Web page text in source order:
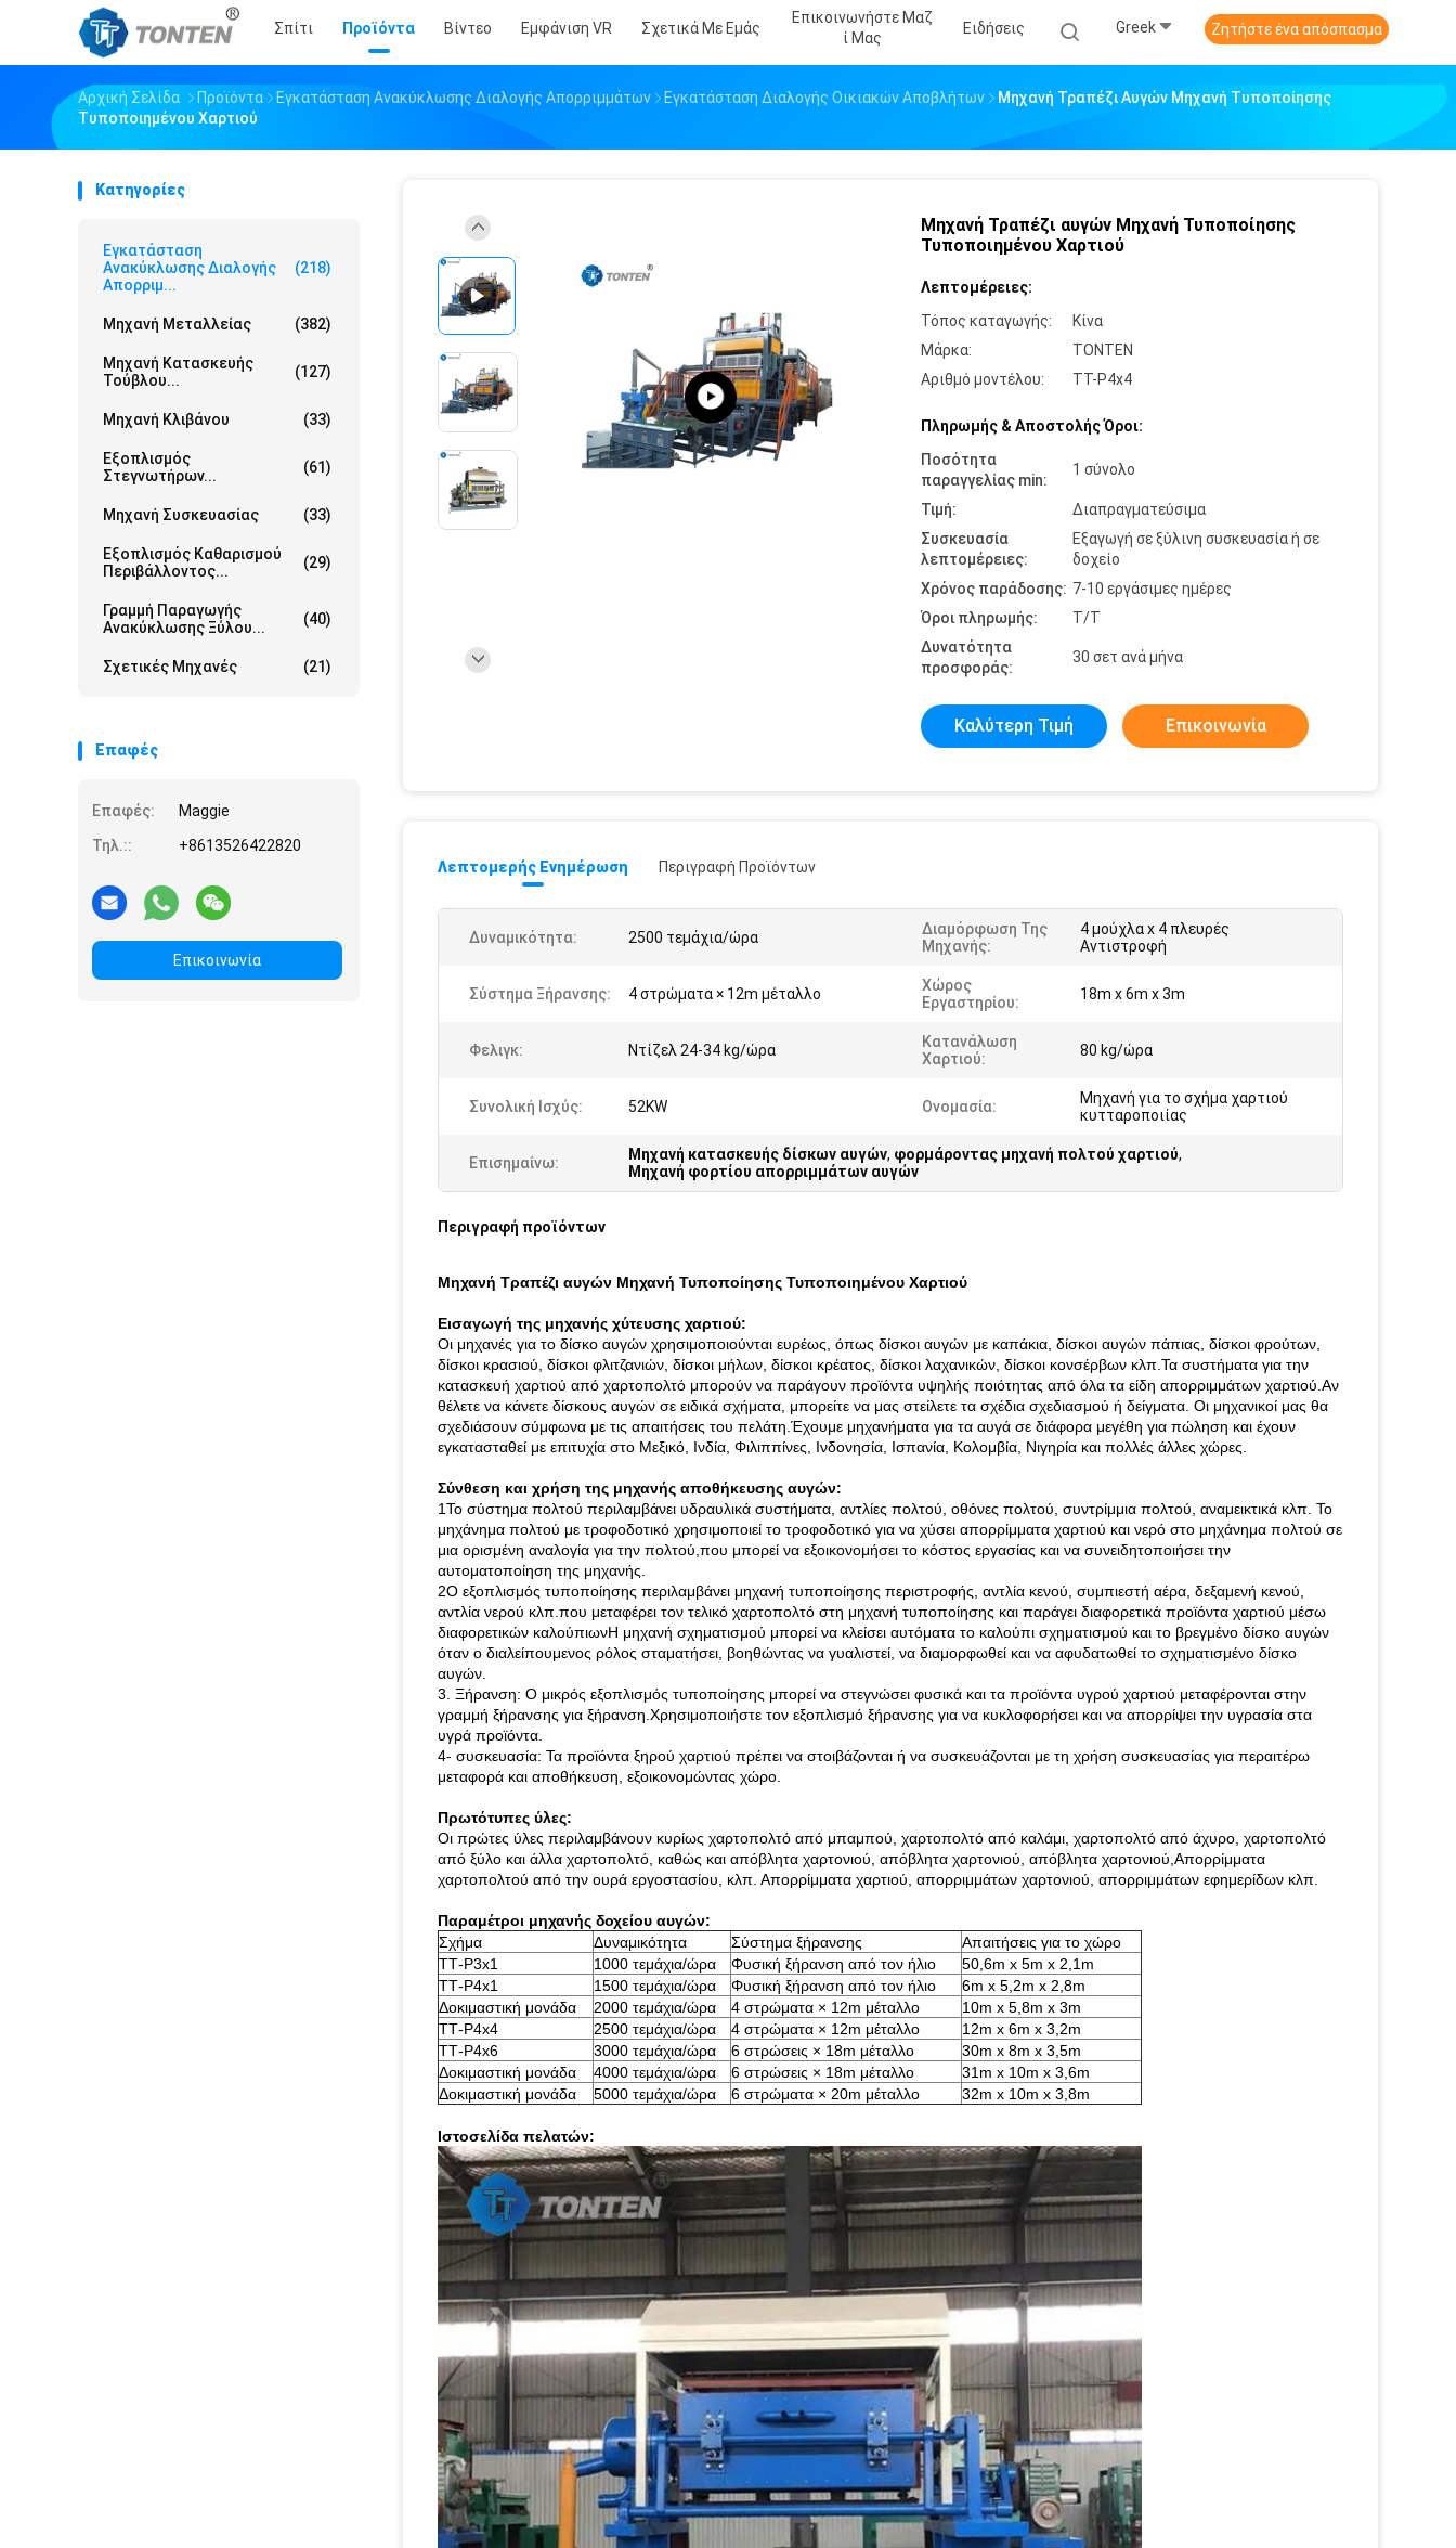
Σπίτι Προϊόντα Βίντεο Εμφάνιση VR Σχετικά Με Εμάς
Επικοινωνήστε Μαζ
Ί Μας
Ειδήσεις Greek Ζητήστε ένα απόσπασμα
Αρχική Σελίδα Προϊόντα Εγκατάσταση Ανακύκλωσης Διαλογής Απορριμμάτων Εγκατάσταση Διαλογής Οικιακών Αποβλήτων
Μηχανή Τραπέζι Αυγών Μηχανή Τυποποίησης
Τυποποιημένου Χαρτιού
Κατηγορίες
Εγκατάσταση
Ανακύκλωσης Διαλογής
Απορριμ...
(218)
Μηχανή Μεταλλείας (382)
Μηχανή Κατασκευής
Τούβλου...
(127)
Μηχανή Κλιβάνου (33)
Εξοπλισμός
Στεγνωτήρων...
(61)
Μηχανή Συσκευασίας (33)
Εξοπλισμός Καθαρισμού
Περιβάλλοντος...
(29)
Γραμμή Παραγωγής
Ανακύκλωσης Ξύλου...
(40)
Σχετικές Μηχανές (21)
Επαφές
Επαφές:
Maggie
Τηλ.::
+8613526422820
Επικοινωνία
Μηχανή Τραπέζι αυγών Μηχανή Τυποποίησης
Τυποποιημένου Χαρτιού
Λεπτομέρειες:
Τόπος καταγωγής:
Κίνα
Μάρκα:
TONTEN
Αριθμό μοντέλου:
ΤΤ-P4x4
Πληρωμής & Αποστολής Όροι:
Ποσότητα
παραγγελίας min:
1 σύνολο
Τιμή:
Διαπραγματεύσιμα
Συσκευασία
λεπτομέρειες:
Εξαγωγή σε ξύλινη συσκευασία ή σε
δοχείο
Χρόνος παράδοσης: 7-10 εργάσιμες ημέρες
Όροι πληρωμής:
Τ/Τ
Δυνατότητα
προσφοράς:
30 σετ ανά μήνα
Καλύτερη Τιμή Επικοινωνία
Λεπτομερής Ενημέρωση Περιγραφή Προϊόντων
Δυναμικότητα: 2500 τεμάχια/ώρα
Διαμόρφωση Της
Μηχανής:
4 μούχλα x 4 πλευρές
Αντιστροφή
Σύστημα Ξήρανσης: 4 στρώματα × 12m μέταλλο
Χώρος
Εργαστηρίου:
18m x 6m x 3m
Φελιγκ: Ντίζελ 24-34 kg/ώρα
Κατανάλωση
Χαρτιού:
80 kg/ώρα
Συνολική Ισχύς: 52KW Ονομασία:
Μηχανή για το σχήμα χαρτιού
κυτταροποιίας
Επισημαίνω: Μηχανή κατασκευής δίσκων αυγών, φορμάροντας μηχανή πολτού χαρτιού,
Μηχανή φορτίου απορριμμάτων αυγών
Περιγραφή προϊόντων
Μηχανή Τραπέζι αυγών Μηχανή Τυποποίησης Τυποποιημένου Χαρτιού
Εισαγωγή της μηχανής χύτευσης χαρτιού:
Οι μηχανές για το δίσκο αυγών χρησιμοποιούνται ευρέως, όπως δίσκοι αυγών με καπάκια, δίσκοι αυγών πάπιας, δίσκοι φρούτων,
δίσκοι κρασιού, δίσκοι φλιτζανιών, δίσκοι μήλων, δίσκοι κρέατος, δίσκοι λαχανικών, δίσκοι κονσέρβων κλπ.Τα συστήματα για την
κατασκευή χαρτιού από χαρτοπολτό μπορούν να παράγουν προϊόντα υψηλής ποιότητας από όλα τα είδη απορριμμάτων χαρτιού.Αν
θέλετε να κάνετε δίσκους αυγών σε ειδικά σχήματα, μπορείτε να μας στείλετε τα σχέδια σχεδιασμού ή δείγματα. Οι μηχανικοί μας θα
σχεδιάσουν σύμφωνα με τις απαιτήσεις του πελάτη.Έχουμε μηχανήματα για τα αυγά σε διάφορα μεγέθη για πώληση και έχουν
εγκατασταθεί με επιτυχία στο Μεξικό, Ινδία, Φιλιππίνες, Ινδονησία, Ισπανία, Κολομβία, Νιγηρία και πολλές άλλες χώρες.
Σύνθεση και χρήση της μηχανής αποθήκευσης αυγών:
1Το σύστημα πολτού περιλαμβάνει υδραυλικά συστήματα, αντλίες πολτού, οθόνες πολτού, συντρίμμια πολτού, αναμεικτικά κλπ. Το
μηχάνημα πολτού με τροφοδοτικό χρησιμοποιεί το τροφοδοτικό για να χύσει απορρίμματα χαρτιού και νερό στο μηχάνημα πολτού σε
μια ορισμένη αναλογία για την πολτού,που μπορεί να εξοικονομήσει το κόστος εργασίας και να συνειδητοποιήσει την
αυτοματοποίηση της μηχανής.
2Ο εξοπλισμός τυποποίησης περιλαμβάνει μηχανή τυποποίησης περιστροφής, αντλία κενού, συμπιεστή αέρα, δεξαμενή κενού,
αντλία νερού κλπ.που μεταφέρει τον τελικό χαρτοπολτό στη μηχανή τυποποίησης και παράγει διαφορετικά προϊόντα χαρτιού μέσω
διαφορετικών καλούπιωνΗ μηχανή σχηματισμού μπορεί να κλείσει αυτόματα το καλούπι σχηματισμού και το βρεγμένο δίσκο αυγών
όταν ο διαλείπουμενος ρόλος σταματήσει, βοηθώντας να γυαλιστεί, να διαμορφωθεί και να αφυδατωθεί το σχηματισμένο δίσκο
αυγών.
3. Ξήρανση: Ο μικρός εξοπλισμός τυποποίησης μπορεί να στεγνώσει φυσικά και τα προϊόντα υγρού χαρτιού μεταφέρονται στην
γραμμή ξήρανσης για ξήρανση.Χρησιμοποιήστε τον εξοπλισμό ξήρανσης για να κυκλοφορήσει και να απορρίψει την υγρασία στα
υγρά προϊόντα.
4- συσκευασία: Τα προϊόντα ξηρού χαρτιού πρέπει να στοιβάζονται ή να συσκευάζονται με τη χρήση συσκευασίας για περαιτέρω
μεταφορά και αποθήκευση, εξοικονομώντας χώρο.
Πρωτότυπες ύλες:
Οι πρώτες ύλες περιλαμβάνουν κυρίως χαρτοπολτό από μπαμπού, χαρτοπολτό από καλάμι, χαρτοπολτό από άχυρο, χαρτοπολτό
από ξύλο και άλλα χαρτοπολτό, καθώς και απόβλητα χαρτονιού, απόβλητα χαρτονιού, απόβλητα χαρτονιού,Απορρίμματα
χαρτοπολτού από την ουρά εργοστασίου, κλπ. Απορρίμματα χαρτιού, απορριμμάτων χαρτονιού, απορριμμάτων εφημερίδων κλπ.
Παραμέτροι μηχανής δοχείου αυγών:
Σχήμα
Δυναμικότητα Σύστημα ξήρανσης
Απαιτήσεις για το χώρο
ΤΤ-P3x1
1000 τεμάχια/ώρα Φυσική ξήρανση από τον ήλιο
50,6m x 5m x 2,1m
ΤΤ-P4x1
1500 τεμάχια/ώρα Φυσική ξήρανση από τον ήλιο
6m x 5,2m x 2,8m
Δοκιμαστική μονάδα
2000 τεμάχια/ώρα 4 στρώματα × 12m μέταλλο
10m x 5,8m x 3m
ΤΤ-P4x4
2500 τεμάχια/ώρα 4 στρώματα × 12m μέταλλο
12m x 6m x 3,2m
ΤΤ-P4x6
3000 τεμάχια/ώρα 6 στρώσεις × 18m μέταλλο
30m x 8m x 3,5m
Δοκιμαστική μονάδα
4000 τεμάχια/ώρα 6 στρώσεις × 18m μέταλλο
31m x 10m x 3,6m
Δοκιμαστική μονάδα
5000 τεμάχια/ώρα 6 στρώματα × 20m μέταλλο 32m x 10m x 3,8m
Ιστοσελίδα πελατών: